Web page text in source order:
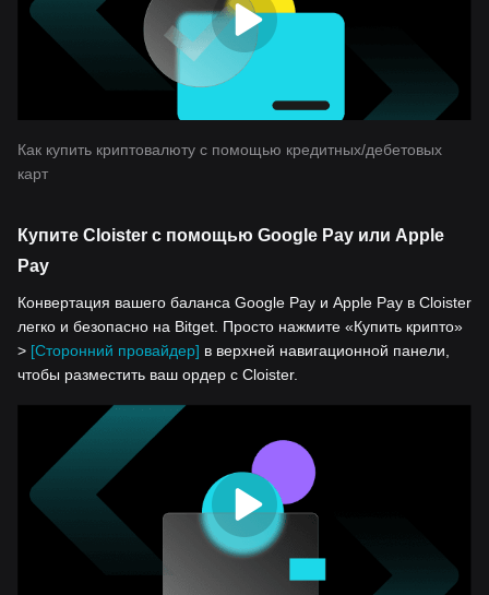
Как купить криптовалюту с помощью кредитных/дебетовых
карт
Купите Cloister с помощью Google Pay или Apple
Pay
Конвертация вашего баланса Google Pay и Apple Pay в Cloister
легко и безопасно на Bitget. Просто нажмите «Купить крипто»
> [Сторонний провайдер] в верхней навигационной панели,
чтобы разместить ваш ордер с Cloister.